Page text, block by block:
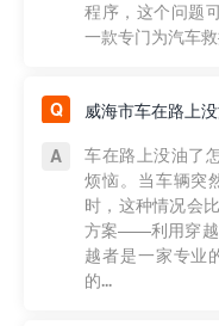
程序，这个问题
一款专门为汽车
威海市车在路上
车在路上没油了
烦恼。当车辆突
时，这种情况会
方案——利用穿越
越者是一家专业
的...